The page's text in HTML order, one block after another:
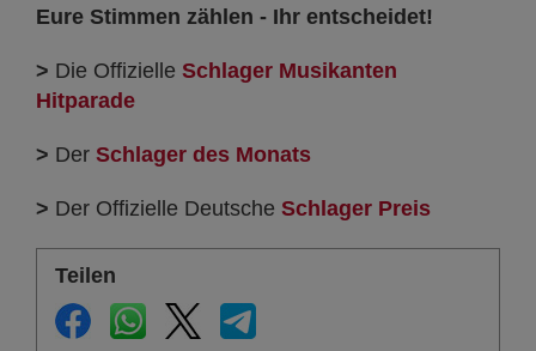
Eure Stimmen zählen - Ihr entscheidet!
> Die Offizielle Schlager Musikanten
Hitparade
> Der Schlager des Monats
> Der Offizielle Deutsche Schlager Preis
Teilen